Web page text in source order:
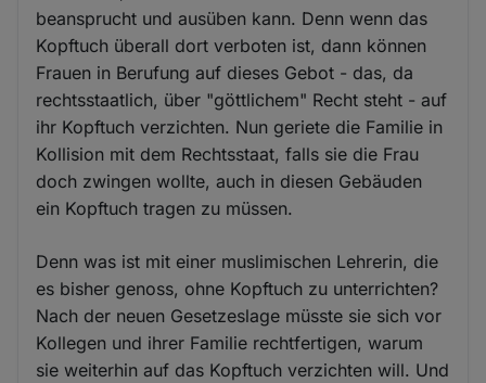
beansprucht und ausüben kann. Denn wenn das
Kopftuch überall dort verboten ist, dann können
Frauen in Berufung auf dieses Gebot - das, da
rechtsstaatlich, über "göttlichem" Recht steht - auf
ihr Kopftuch verzichten. Nun geriete die Familie in
Kollision mit dem Rechtsstaat, falls sie die Frau
doch zwingen wollte, auch in diesen Gebäuden
ein Kopftuch tragen zu müssen.
Denn was ist mit einer muslimischen Lehrerin, die
es bisher genoss, ohne Kopftuch zu unterrichten?
Nach der neuen Gesetzeslage müsste sie sich vor
Kollegen und ihrer Familie rechtfertigen, warum
sie weiterhin auf das Kopftuch verzichten will. Und